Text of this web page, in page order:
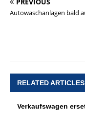
Autowaschanlagen bald
RELATED ARTICLES
Verkaufswagen